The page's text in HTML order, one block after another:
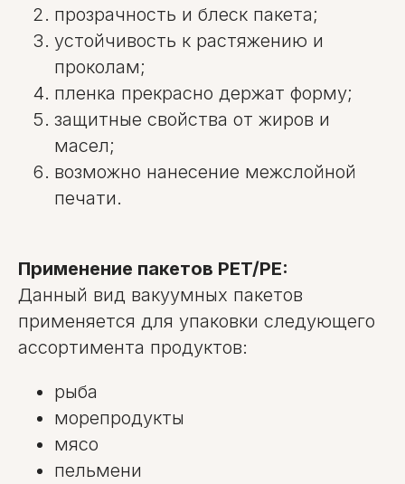
прозрачность и блеск пакета;
устойчивость к растяжению и
проколам;
пленка прекрасно держат форму;
защитные свойства от жиров и
масел;
возможно нанесение межслойной
печати.
Применение пакетов PET/PE:
Данный вид вакуумных пакетов
применяется для упаковки следующего
ассортимента продуктов:
рыба
морепродукты
мясо
пельмени